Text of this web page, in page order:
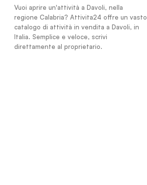
Vuoi aprire un'attività a Davoli, nella
regione Calabria? Attivita24 offre un vasto
catalogo di attività in vendita a Davoli, in
Italia. Semplice e veloce, scrivi
direttamente al proprietario.